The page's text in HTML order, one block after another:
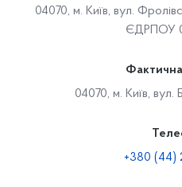
04070, м. Київ, вул.
ЄДРПОУ
04070, м. Київ, вул.
+380 (44)